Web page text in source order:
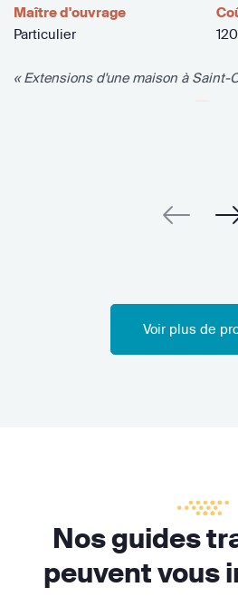
Maître d'ouvrage
Particulier
« Extensions d'une maison à Saint-
Voir plus de
Nos guides
peuvent vous